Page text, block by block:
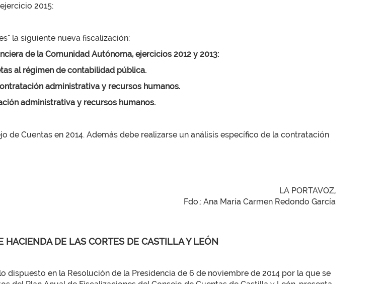
2015:
la siguiente nueva fiscalización:
de la Comunidad Autónoma, ejercicios 2012 y 2013:
al régimen de contabilidad pública.
administrativa y recursos humanos.
administrativa y recursos humanos.
Cuentas en 2014. Además debe realizarse un análisis específico de la contratación
LA PORTAVOZ,
Fdo.: Ana María Carmen Redondo García
HACIENDA DE LAS CORTES DE CASTILLA Y LEÓN
dispuesto en la Resolución de la Presidencia de 6 de noviembre de 2014 por la que se